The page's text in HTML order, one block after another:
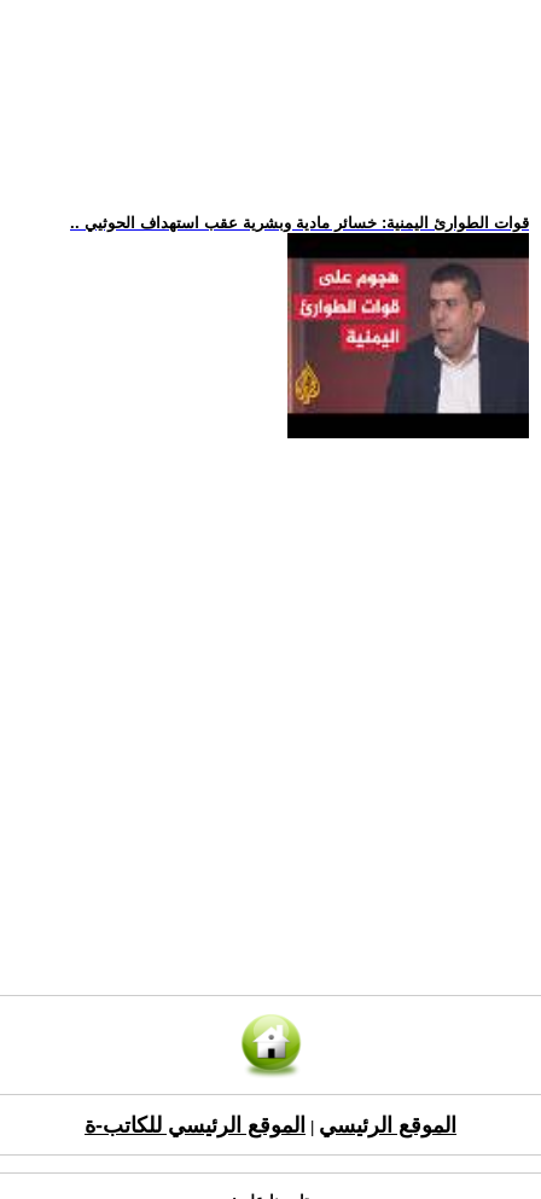
.. قوات الطوارئ اليمنية: خسائر مادية وبشرية عقب استهداف الحوثيي
الموقع الرئيسي الموقع الرئيسي للكاتب-ة